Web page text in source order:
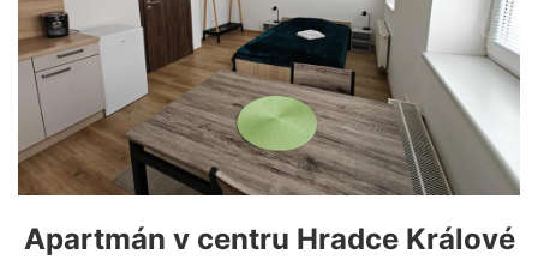
Apartmán v centru Hradce Králové